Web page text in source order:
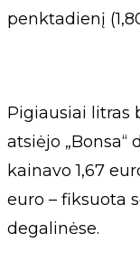
penktadienį
Pigiausiai litras
atsiėjo „Bonsa“
kainavo 1,67
euro – fiksuota
degalinėse.